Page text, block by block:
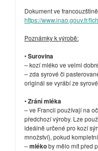
Dokument ve
https://www.inao.gouv.fr/
Poznámky k výrobě:
•Surovina
– kozí mléko ve velmi
– zda syrové či
originál se vyrábí ze
•Zrání mléka
– ve Francii používají na
předchozí výroby. Lze
ideálně určené pro kozí
množství), pokud
–mlékoby mělo mít před